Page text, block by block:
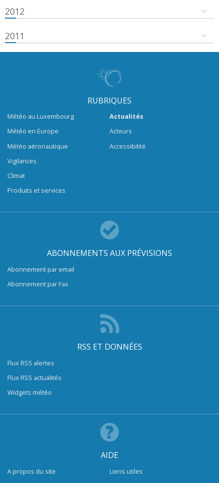
2012
2011
RUBRIQUES
Météo au Luxembourg
Météo en Europe
Météo aéronautique
Vigilances
Climat
Produits et services
Actualités
Acteurs
Accessibilité
ABONNEMENTS AUX PRÉVISIONS
Abonnement par email
Abonnement par Fax
RSS ET DONNÉES
Flux RSS alertes
Flux RSS actualités
Widgets météo
AIDE
A propos du site
Liens utiles